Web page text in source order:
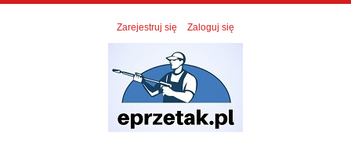
Zarejestruj się Zaloguj się